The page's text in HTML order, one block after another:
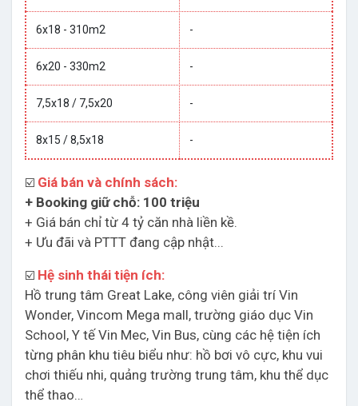
6x18 - 310m2 -
6x20 - 330m2 -
7,5x18 / 7,5x20 -
8x15 / 8,5x18 -
☑️ Giá bán và chính sách:
+ Booking giữ chỗ: 100 triệu
+ Giá bán chỉ từ 4 tỷ căn nhà liền kề.
+ Ưu đãi và PTTT đang cập nhật...
☑️ Hệ sinh thái tiện ích:
Hồ trung tâm Great Lake, công viên giải trí Vin
Wonder, Vincom Mega mall, trường giáo dục Vin
School, Y tế Vin Mec, Vin Bus, cùng các hệ tiện ích
từng phân khu tiêu biểu như: hồ bơi vô cực, khu vui
chơi thiếu nhi, quảng trường trung tâm, khu thể dục
thể thao…